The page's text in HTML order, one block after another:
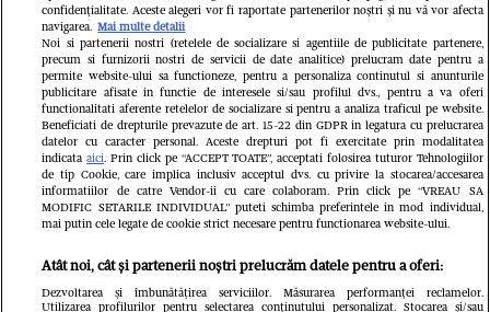
Milioane de pasageri, afectați
confidențialitate. Aceste alegeri vor fi raportate partenerilor noștri și nu vă vor afecta
navigarea. Mai multe detalii
Noi si partenerii nostri (retelele de socializare si agentiile de publicitate partenere,
precum si furnizorii nostri de servicii de date analitice) prelucram date pentru a
permite website-ului sa functioneze, pentru a personaliza continutul si anunturile
publicitare afisate in functie de interesele si/sau profilul dvs., pentru a va oferi
functionalitati aferente retelelor de socializare si pentru a analiza traficul pe website.
Beneficiati de drepturile prevazute de art. 15-22 din GDPR in legatura cu prelucrarea
datelor cu caracter personal. Aceste drepturi pot fi exercitate prin modalitatea
indicataaici. Prin click pe “ACCEPT TOATE”, acceptati folosirea tuturor Tehnologiilor
de tip Cookie, care implica inclusiv acceptul dvs. cu privire la stocarea/accesarea
informatiilor de catre Vendor-ii cu care colaboram. Prin click pe “VREAU SA
MODIFIC SETARILE INDIVIDUAL” puteti schimba preferintele in mod individual,
mai putin cele legate de cookie strict necesare pentru functionarea website-ului.
Atât noi, cât și partenerii noștri prelucrăm datele pentru a oferi:
Dezvoltarea și îmbunătățirea serviciilor. Măsurarea performanței reclamelor.
Utilizarea profilurilor pentru selectarea conținutului personalizat. Stocarea și/sau